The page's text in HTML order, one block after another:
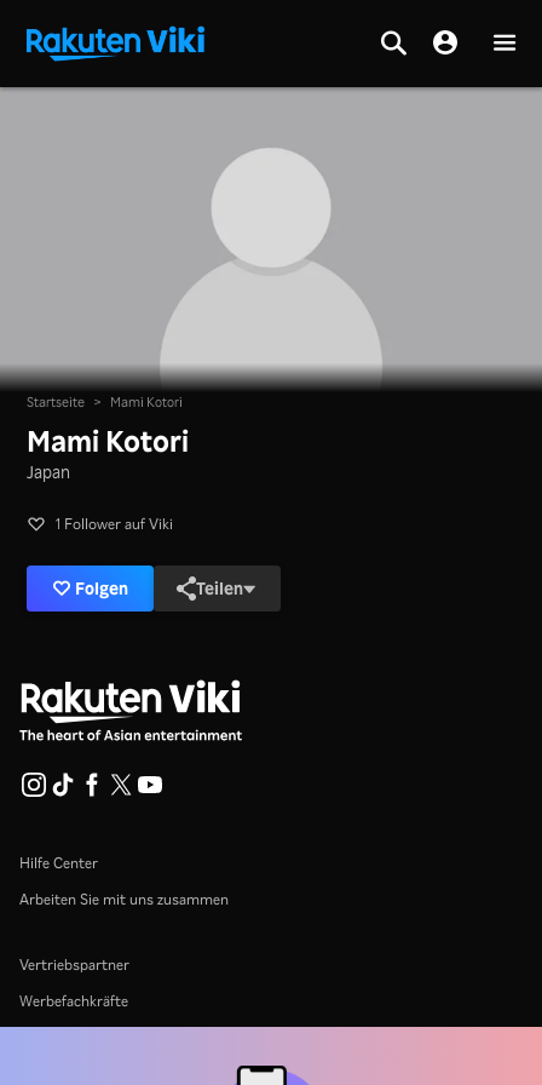
Startseite > Mami Kotori
Mami Kotori
Japan
1 Follower auf Viki
Folgen Teilen
Hilfe Center
Arbeiten Sie mit uns zusammen
Vertriebspartner
Werbefachkräfte